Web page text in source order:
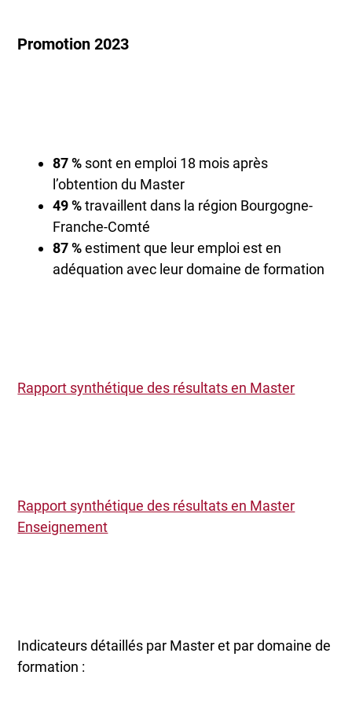
Promotion 2023
87 % sont en emploi 18 mois après
l’obtention du Master
49 %travaillent dans la région Bourgogne-
Franche-Comté
87 %estiment que leur emploi est en
adéquation avec leur domaine de formation
Rapport synthétique des résultats en Master
Rapport synthétique des résultats en Master
Enseignement
Indicateurs détaillés par Master et par domaine de
formation :